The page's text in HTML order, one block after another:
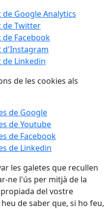
Google Analytics
de Twitter
Facebook
d'Instagram
Linkedin
de les cookies als
de Google
de Youtube
de Facebook
de Linkedin
les galetes que recullen
ne l'ús per mitjà de la
del vostre
de saber que, si ho feu,